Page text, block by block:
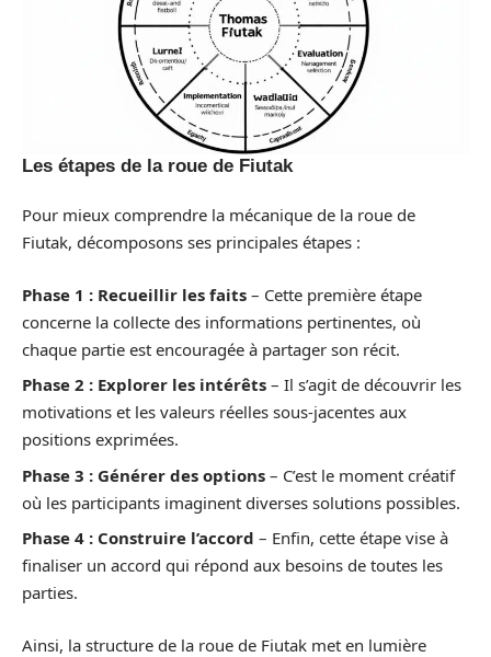
Les étapes de la roue de Fiutak
Pour mieux comprendre la mécanique de la roue de
Fiutak, décomposons ses principales étapes :
Phase 1 : Recueillir les faits – Cette première étape
concerne la collecte des informations pertinentes, où
chaque partie est encouragée à partager son récit.
Phase 2 : Explorer les intérêts – Il s’agit de découvrir les
motivations et les valeurs réelles sous-jacentes aux
positions exprimées.
Phase 3 : Générer des options – C’est le moment créatif
où les participants imaginent diverses solutions possibles.
Phase 4 : Construire l’accord – Enfin, cette étape vise à
finaliser un accord qui répond aux besoins de toutes les
parties.
Ainsi, la structure de la roue de Fiutak met en lumière